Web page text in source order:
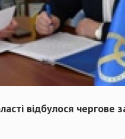
відбулося чергове